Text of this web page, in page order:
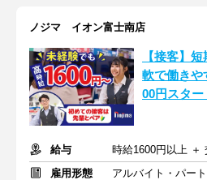
ノジマ イオン富士南店
【接客】
軟で働きや
00円スター
給与
時給1600円以上 ＋
雇用形態
アルバイト・パート